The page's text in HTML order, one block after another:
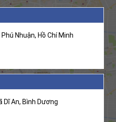
Nhuận, Hồ Chí Minh
Dĩ An, Bình Dương